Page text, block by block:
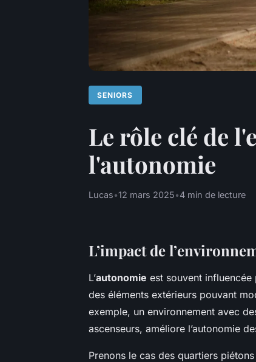
SENIORS
Le rôle clé de
l'autonomie
Lucas•12 mars 2025•4 min de lecture
L’impact de
L’autonomie est souvent influencée
des éléments extérieurs pouvant
exemple, un environnement avec
ascenseurs, améliore l’autonomie
Prenons le cas des quartiers